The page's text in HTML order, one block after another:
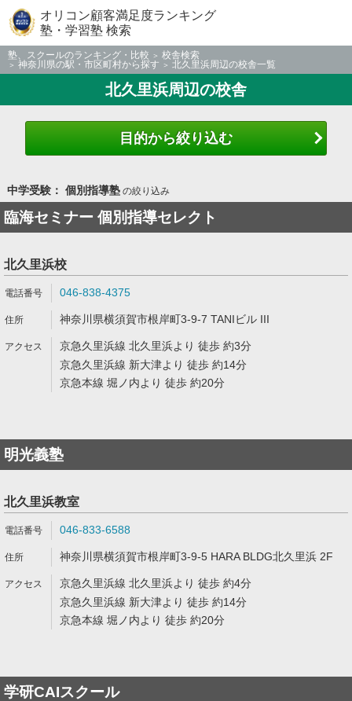
オリコン顧客満足度ランキング
塾・学習塾 検索
塾、スクールのランキング・比較
校舎検索
神奈川県の駅・市区町村から探す
北久里浜周辺の校舎一覧
北久里浜周辺の校舎
目的から絞り込む
中学受験： 個別指導塾の絞り込み
臨海セミナー 個別指導セレクト
北久里浜校
046-838-4375
神奈川県横須賀市根岸町3-9-7 TANIビル III
京急久里浜線 北久里浜より 徒歩 約3分
京急久里浜線 新大津より 徒歩 約14分
京急本線 堀ノ内より 徒歩 約20分
明光義塾
北久里浜教室
046-833-6588
神奈川県横須賀市根岸町3-9-5 HARA BLDG北久里浜 2F
京急久里浜線 北久里浜より 徒歩 約4分
京急久里浜線 新大津より 徒歩 約14分
京急本線 堀ノ内より 徒歩 約20分
学研CAIスクール